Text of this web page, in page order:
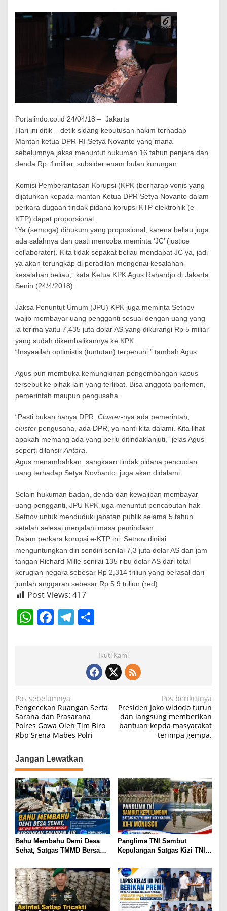
k
t
k
k
p
u
t
u
s
a
s
d
a
n
g
p
t
u
s
e
t
y
a
N
o
a
n
t
Portalindo.co.id 24/04/18 – Jakarta
Hari ini ditik – detik sidang keputusan hakim terhadap
Mantan ketua DPR-RI Setya Novanto yang mana
sebelumnya jaksa menuntut hukuman 16 tahun penjara dan
denda Rp. 1milliar, subsider enam bulan kurungan
Komisi Pemberantasan Korupsi (KPK )berharap vonis yang
dijatuhkan kepada mantan Ketua DPR Setya Novanto dalam
perkara dugaan tindak pidana korupsi KTP elektronik (e-
KTP) dapat proporsional.
“Ya (semoga) dihukum yang proposional, karena beliau juga
ada salahnya dan pasti mencoba meminta ‘JC’ (justice
collaborator). Kita tidak sepakat beliau mendapat JC ya, jadi
ya akan terungkap di peradilan mengenai kesalahan-
kesalahan beliau,” kata Ketua KPK Agus Rahardjo di Jakarta,
Senin (24/4/2018).
Jaksa Penuntut Umum (JPU) KPK juga meminta Setnov
wajib membayar uang pengganti sesuai dengan uang yang
ia terima yaitu 7,435 juta dolar AS yang dikurangi Rp 5 miliar
yang sudah dikembalikannya ke KPK.
“Insyaallah optimistis (tuntutan) terpenuhi,” tambah Agus.
Agus pun membuka kemungkinan pengembangan kasus
tersebut ke pihak lain yang terlibat. Bisa anggota parlemen,
pemerintah maupun pengusaha.
“Pasti bukan hanya DPR. Cluster-nya ada pemerintah,
cluster pengusaha, ada DPR, ya nanti kita dalami. Kita lihat
apakah memang ada yang perlu ditindaklanjuti,” jelas Agus
seperti dilansir Antara
Agus menambahkan, sangkaan tindak pidana pencucian
uang terhadap Setya Novbanto juga akan didalami.
Selain hukuman badan, denda dan kewajiban membayar
uang pengganti, JPU KPK juga menuntut pencabutan hak
Setnov untuk menduduki jabatan publik selama 5 tahun
setelah selesai menjalani masa pemindaan.
Dalam perkara korupsi e-KTP ini, Setnov dinilai
menguntungkan diri sendiri senilai 7,3 juta dolar AS dan jam
tangan Richard Mille senilai 135 ribu dolar AS dari total
kerugian negara sebesar Rp 2,314 triliun yang berasal dari
jumlah anggaran sebesar Rp 5,9 triliun.(red)
Post Views: 417
W
p
p
F
o
o
k
T
gr
m
ar
eIkuti Kami
N
a
v
g
a
s
i
p
o
s
Pos sebelumnya
Pengecekan Ruangan Serta
Sarana dan Prasarana
Polres Gowa Oleh Tim Biro
Rbp Srena Mabes Polri
Pos berikutnya
Presiden Joko widodo turun
dan langsung memberikan
bantuan kepda masyarakat
terimpa gempa.
Jangan Lewatkan
Bahu Membahu Demi Desa
Sehat, Satgas TMMD Bersama
Panglima TNI Sambut
Kepulangan Satgas Kizi TNI
MONUSCO